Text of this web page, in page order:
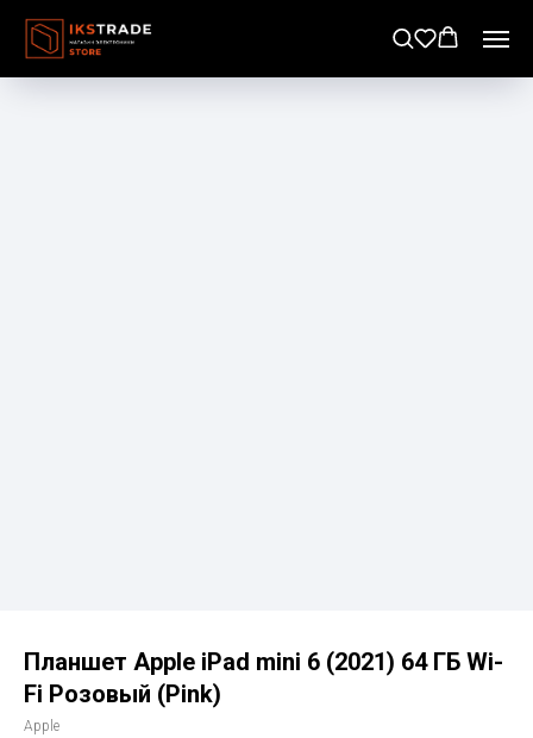
Планшет Apple iPad mini 6 (2021) 64 ГБ Wi-
Fi Розовый (Pink)
Apple